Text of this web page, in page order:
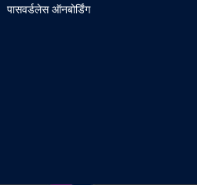
पासवर्डलेस ऑनबोर्डिंग